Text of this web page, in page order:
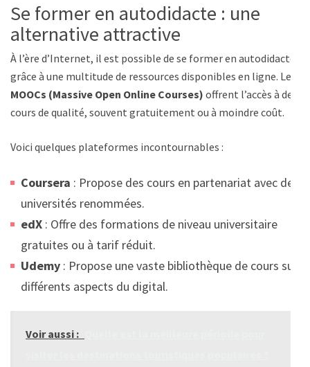
Se former en autodidacte : une
alternative attractive
À l’ère d’Internet, il est possible de se former en autodidacte
grâce à une multitude de ressources disponibles en ligne. Les
MOOCs (Massive Open Online Courses) offrent l’accès à des
cours de qualité, souvent gratuitement ou à moindre coût.
Voici quelques plateformes incontournables :
Coursera : Propose des cours en partenariat avec des
universités renommées.
edX : Offre des formations de niveau universitaire
gratuites ou à tarif réduit.
Udemy : Propose une vaste bibliothèque de cours sur
différents aspects du digital.
Voir aussi :